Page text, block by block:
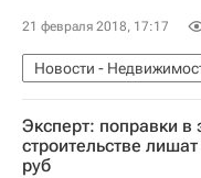
21 февраля 2018, 17:17
Новости -
Строительство
ЧМ-2018 по футболу
Эксперт: поправки в
строительстве
руб